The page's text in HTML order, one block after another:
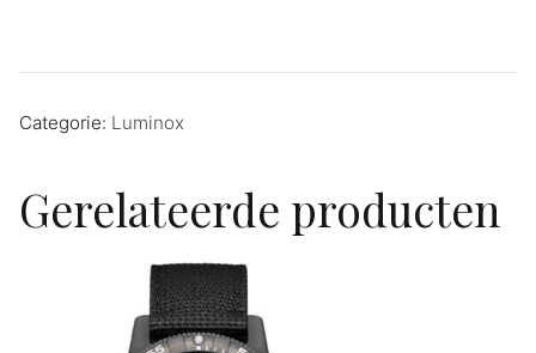
Categorie: Luminox
Gerelateerde producten